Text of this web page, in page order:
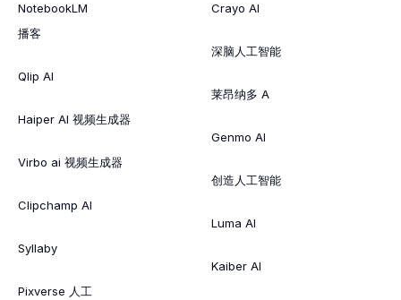
NotebookLM
播客
Qlip AI
Haiper AI 视频生成器
Virbo ai 视频生成器
Clipchamp AI
Syllaby
Pixverse 人工
Crayo AI
深脑人工智能
莱昂纳多 A
Genmo AI
创造人工智能
Luma AI
Kaiber AI